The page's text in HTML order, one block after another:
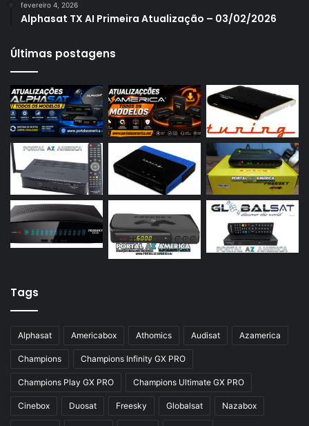
Azamerica S1009
Azamerica S2005
Azamerica S2010
Azamerica S2015
Azamerica S922
Azamerica S922 Mini
Azamerica S928
Azamerica Silver
Azamerica Silver GX PRO
Azamerica Silver IPTV
Azbox Like
Azfox
Azgold
Azplus
fevereiro 4, 2026
Alphasat TX AI Primeira Atualização – 03/02/2026
Últimas postagens
Tags
Alphasat Americabox Athomics Audisat Azamerica
Champions Champions Infinity GX PRO
Champions Play GX PRO Champions Ultimate GX PRO
Cinebox Duosat Freesky Globalsat Nazabox